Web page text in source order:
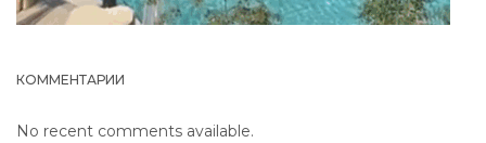
КОММЕНТАРИИ
No recent comments available.